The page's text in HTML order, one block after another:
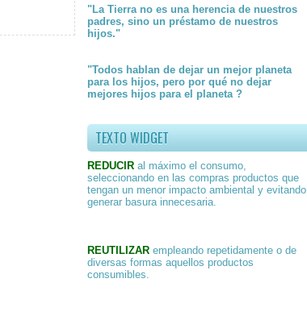
"La Tierra no es una herencia de nuestros
padres, sino un préstamo de nuestros
hijos."
"Todos hablan de dejar un mejor planeta
para los hijos, pero por qué no dejar
mejores hijos para el planeta ?
TEXTO WIDGET
REDUCIR al máximo el consumo,
seleccionando en las compras productos que
tengan un menor impacto ambiental y evitando
generar basura innecesaria.
REUTILIZAR empleando repetidamente o de
diversas formas aquellos productos
consumibles.